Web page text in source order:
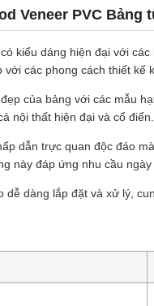
Veneer PVC
kiểu dáng hiện đại với
các phong cách thiết
của bảng với các mẫu
nội thất hiện đại và cổ điển.
dẫn trực quan độc đáo
này đáp ứng nhu cầu
dễ dàng lắp đặt và xử lý,